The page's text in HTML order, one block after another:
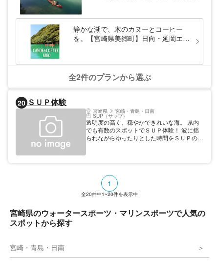
静かな湖で、木のカヌーとコーヒー
を。【宮崎県美郷町】日向・延岡エリ
全2件のプランから選ぶ
20 ＳＵＰ体験
宮崎県 宮崎・青島・日南
SUP（サップ）
透明度の高く、穏やかできれいな海。 県内
でも有数のスポットでＳＵＰ体験！ 波に揺
られながらゆったりとした時間をＳＵＰの上
1
全20件中1~20件を表示中
宮崎県のウォータースポーツ・マリンスポーツで人気の
スポットから探す
宮崎・青島・日南